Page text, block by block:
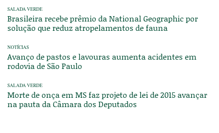
SALADA VERDE
Brasileira recebe prêmio da National Geographic por
solução que reduz atropelamentos de fauna
NOTÍCIAS
Avanço de pastos e lavouras aumenta acidentes em
rodovia de São Paulo
SALADA VERDE
Morte de onça em MS faz projeto de lei de 2015 avançar
na pauta da Câmara dos Deputados